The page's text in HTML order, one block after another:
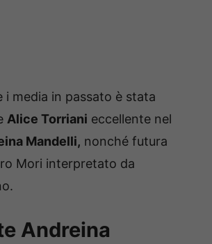
i media in passato è stata
Alice Torriani eccellente nel
Mandelli, nonché futura
Mori interpretato da
Andreina